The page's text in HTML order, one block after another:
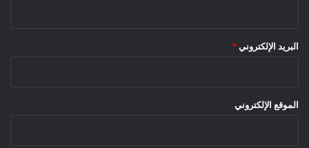
البريد الإلكتروني *
الموقع الإلكتروني